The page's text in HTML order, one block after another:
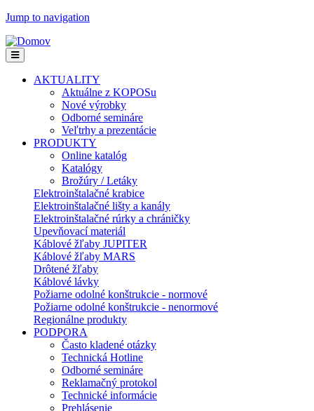
Jump to navigation
AKTUALITY
Aktuálne z KOPOSu
Nové výrobky
Odborné semináre
Veľtrhy a prezentácie
PRODUKTY
Online katalóg
Katalógy
Brožúry / Letáky
Elektroinštalačné krabice
Elektroinštalačné lišty a kanály
Elektroinštalačné rúrky a chráničky
Upevňovací materiál
Káblové žľaby JUPITER
Káblové žľaby MARS
Drôtené žľaby
Káblové lávky
Požiarne odolné konštrukcie - normové
Požiarne odolné konštrukcie - nenormové
Regionálne produkty
PODPORA
Často kladené otázky
Technická Hotline
Odborné semináre
Reklamačný protokol
Technické informácie
Prehlásenie